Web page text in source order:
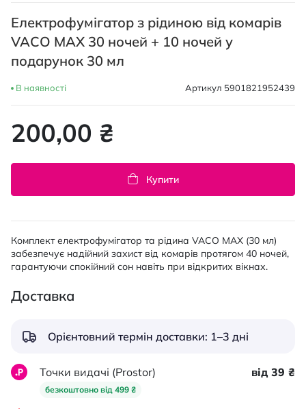
зображень
Електрофумігатор з рідиною від комарів
VACO MAX 30 ночей + 10 ночей у
подарунок 30 мл
В наявності Артикул 5901821952439
200,00 ₴
Купити
Комплект електрофумігатор та рідина VACO MAX (30 мл)
забезпечує надійний захист від комарів протягом 40 ночей,
гарантуючи спокійний сон навіть при відкритих вікнах.
Доставка
Орієнтовний термін доставки: 1–3 дні
Точки видачі (Prostor)
безкоштовно від 499 ₴
від 39 ₴